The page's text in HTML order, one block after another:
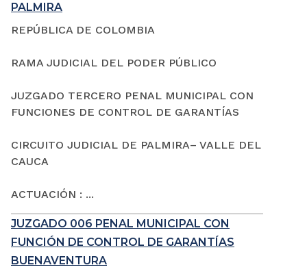
PALMIRA
REPÚBLICA DE COLOMBIA
RAMA JUDICIAL DEL PODER PÚBLICO
JUZGADO TERCERO PENAL MUNICIPAL CON
FUNCIONES DE CONTROL DE GARANTÍAS
CIRCUITO JUDICIAL DE PALMIRA– VALLE DEL
CAUCA
ACTUACIÓN : ...
JUZGADO 006 PENAL MUNICIPAL CON
FUNCIÓN DE CONTROL DE GARANTÍAS
BUENAVENTURA